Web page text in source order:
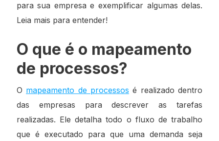
para sua empresa e exemplificar algumas delas.
Leia mais para entender!
O que é o mapeamento
de processos?
O mapeamento de processos é realizado dentro
das empresas para descrever as tarefas
realizadas. Ele detalha todo o fluxo de trabalho
que é executado para que uma demanda seja